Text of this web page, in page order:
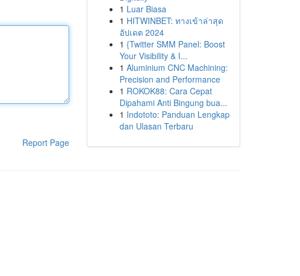
Report Page
1 Luar Biasa
1 HITWINBET: ทางเข้าล่าสุด
อัปเดต 2024
1 {Twitter SMM Panel: Boost
Your Visibility & I...
1 Aluminium CNC Machining:
Precision and Performance
1 ROKOK88: Cara Cepat
Dipahami Anti Bingung bua...
1 Indototo: Panduan Lengkap
dan Ulasan Terbaru